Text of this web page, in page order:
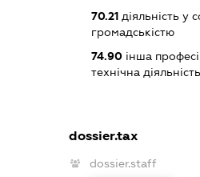
70.21 діяльність у
громадськістю
74.90 інша
технічна
dossier.tax
dossier.staff